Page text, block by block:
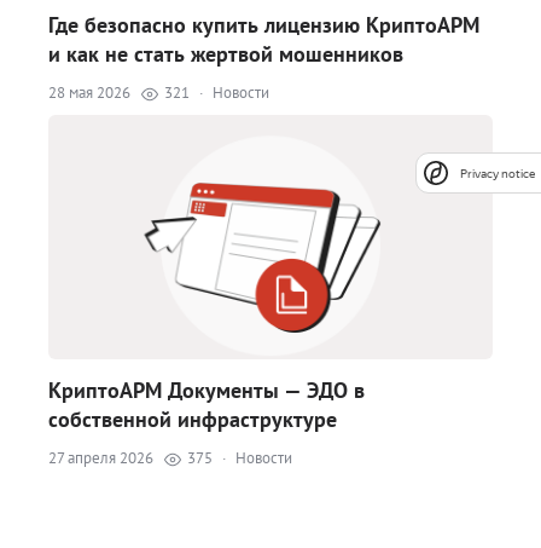
Где безопасно купить лицензию КриптоАРМ
и как не стать жертвой мошенников
28 мая 2026 321 · Новости
КриптоАРМ Документы — ЭДО в
собственной инфраструктуре
27 апреля 2026 375 · Новости
Privacy notice